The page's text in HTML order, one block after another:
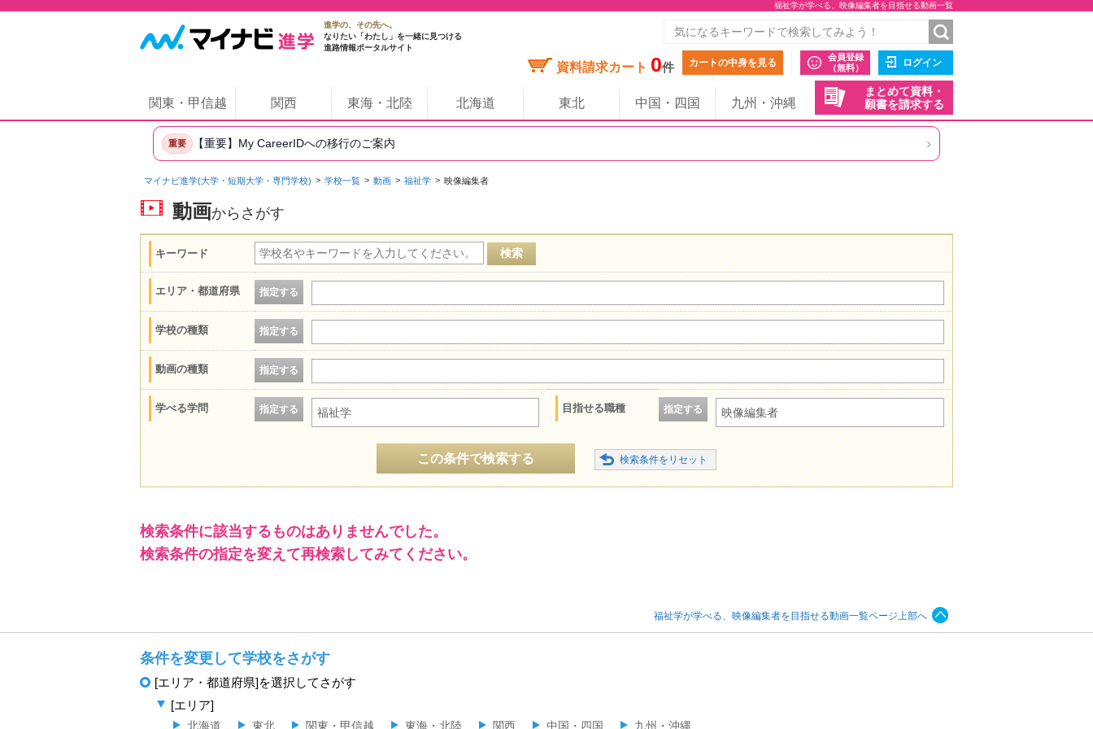
福祉学が学べる、映像編集者を目指せる動画一覧
進学の、その先へ。
なりたい「わたし」を一緒に見つける
進路情報ポータルサイト
資料請求カート 0件 カートの中身を見る
会員登録
（無料）
ログイン
まとめて資料・
願書を請求する
関東・甲信越 関西 東海・北陸 北海道 東北 中国・四国 九州・沖縄
重要 【重要】My CareerIDへの移行のご案内 ›
マイナビ進学(大学・短期大学・専門学校) 学校一覧 動画 福祉学 映像編集者
動画からさがす
キーワード
エリア・都道府県 指定する
学校の種類 指定する
動画の種類 指定する
学べる学問 指定する 福祉学 目指せる職種 指定する 映像編集者
この条件で検索する
検索条件に該当するものはありませんでした。
検索条件の指定を変えて再検索してみてください。
福祉学が学べる、映像編集者を目指せる動画一覧ページ上部へ
条件を変更して学校をさがす
[エリア・都道府県]を選択してさがす
[エリア]
北海道 東北 関東・甲信越 東海・北陸 関西 中国・四国 九州・沖縄